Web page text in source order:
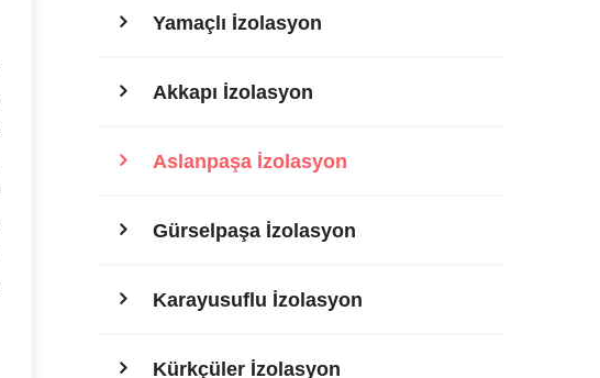
Yamaçlı İzolasyon
Akkapı İzolasyon
Aslanpaşa İzolasyon
Gürselpaşa İzolasyon
Karayusuflu İzolasyon
Kürkçüler İzolasyon